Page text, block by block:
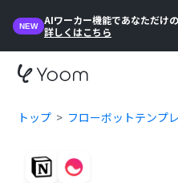
NEW
AIワーカー機能であなただけ
詳しくはこちら
トップ フローボットテンプ